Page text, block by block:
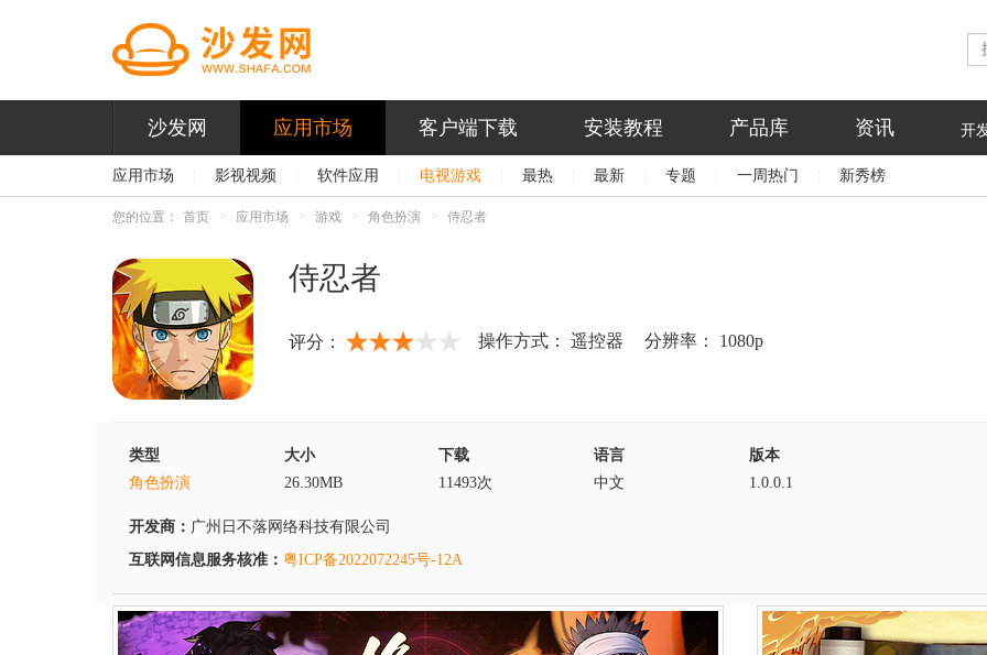
沙发网 应用市场 客户端下载 安装教程 产品库 资讯 开
应用市场 影视视频 软件应用 电视游戏 最热 最新 专题 一周热门 新秀榜
您的位置： 首页 应用市场 游戏 角色扮演 侍忍者
侍忍者
评分： 操作方式： 遥控器 分辨率： 1080p
类型
角色扮演
大小
26.30MB
下载
11493次
语言
中文
版本
1.0.0.1
开发商： 广州日不落网络科技有限公司
互联网信息服务核准： 粤ICP备2022072245号-12A